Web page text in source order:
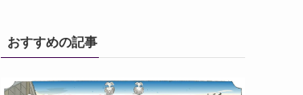
おすすめの記事